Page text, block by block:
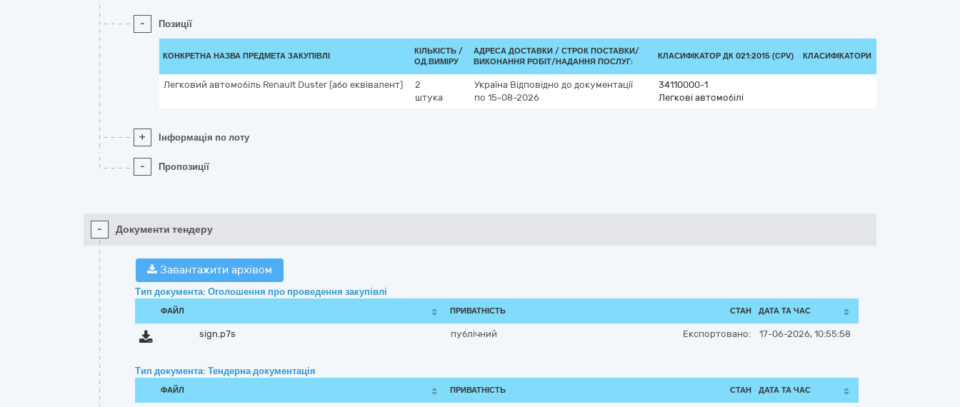
- Позиції
КОНКРЕТНА НАЗВА ПРЕДМЕТА ЗАКУПІВЛІ
КІЛЬКІСТЬ /
ОД.ВИМІРУ
АДРЕСА ДОСТАВКИ / СТРОК ПОСТАВКИ/
ВИКОНАННЯ РОБІТ/НАДАННЯ ПОСЛУГ:
КЛАСИФІКАТОР ДК 021:2015 (CPV) КЛАСИФІКАТОРИ
Легковий автомобіль Renault Duster (або еквівалент)
2
штука
Україна Відповідно до документації
по 15-08-2026
34110000-1
Легкові автомобілі
+ Інформація по лоту
- Пропозиції
- Документи тендеру
Завантажити архівом
Тип документа: Оголошення про проведення закупівлі
ФАЙЛ ПРИВАТНІСТЬ СТАН ДАТА ТА ЧАС
sign.p7s публічний Експортовано: 17-06-2026, 10:55:58
Тип документа: Тендерна документація
ФАЙЛ ПРИВАТНІСТЬ СТАН ДАТА ТА ЧАС